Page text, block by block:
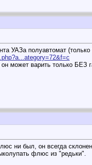
УАЗа полуавтомат
может варить только БЕЗ
ни был, он всегда
флюс из "редьки".